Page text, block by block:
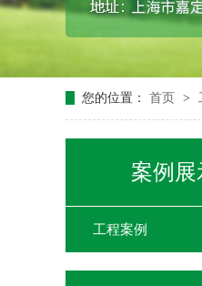
您的位置： 首页 >
案例展
工程案例